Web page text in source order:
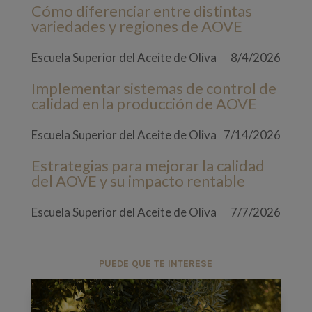
Cómo diferenciar entre distintas
variedades y regiones de AOVE
Escuela Superior del Aceite de Oliva 8/4/2026
Implementar sistemas de control de
calidad en la producción de AOVE
Escuela Superior del Aceite de Oliva 7/14/2026
Estrategias para mejorar la calidad
del AOVE y su impacto rentable
Escuela Superior del Aceite de Oliva 7/7/2026
PUEDE QUE TE INTERESE